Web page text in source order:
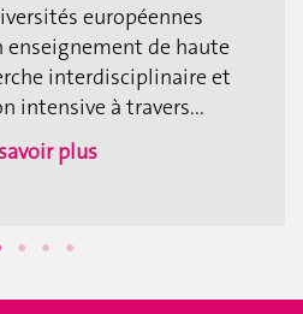
européennes
enseignement de haute
interdisciplinaire et
intensive à travers...
plus